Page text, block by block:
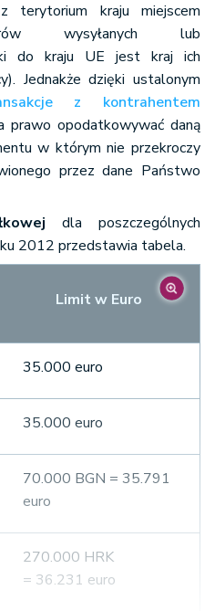
terytorium kraju miejscem
wysyłanych lub
do kraju UE jest kraj ich
Jednakże dzięki ustalonym
z kontrahentem
prawo opodatkowywać daną
w którym nie przekroczy
przez dane Państwo
dla poszczególnych
2012 przedstawia tabela.
Limit w Euro
35.000 euro
35.000 euro
70.000 BGN = 35.791
euro
270.000 HRK
= 36.231 euro